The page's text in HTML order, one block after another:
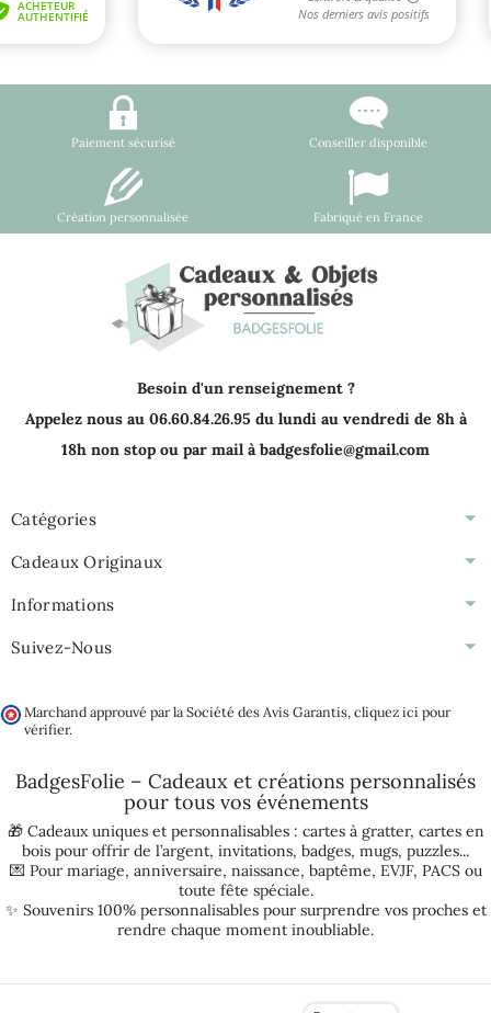
Paiement sécurisé Conseiller disponible
Création personnalisée Fabriqué en France
Besoin d'un renseignement ?
Appelez nous au 06.60.84.26.95 du lundi au vendredi de 8h à
18h non stop ou par mail à badgesfolie@gmail.com
Catégories
Cadeaux Originaux
Informations
Suivez-Nous
Marchand approuvé par la Société des Avis Garantis, cliquez ici pour
vérifier.
BadgesFolie – Cadeaux et créations personnalisés
pour tous vos événements
🎁 Cadeaux uniques et personnalisables : cartes à gratter, cartes en
bois pour offrir de l’argent, invitations, badges, mugs, puzzles...
💌 Pour mariage, anniversaire, naissance, baptême, EVJF, PACSou
toute fête spéciale.
✨ Souvenirs 100% personnalisables pour surprendre vos proches et
rendre chaque moment inoubliable.